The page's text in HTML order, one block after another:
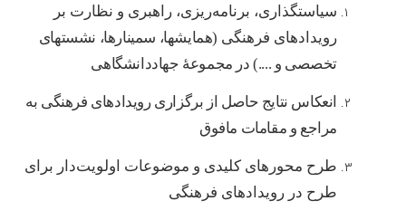
سیاستگذاری، برنامه‌ریزی، راهبری و نظارت بر
رویدادهای فرهنگی (همایشها، سمینارها، نشستهای
تخصصی و ....) در مجموعۀ جهاد‌دانشگاهی
انعکاس نتایج حاصل از برگزاری رویدادهای فرهنگی به
مراجع و مقامات مافوق
طرح محورهای کلیدی و موضوعات اولویت‌دار برای
طرح در رویدادهای فرهنگی